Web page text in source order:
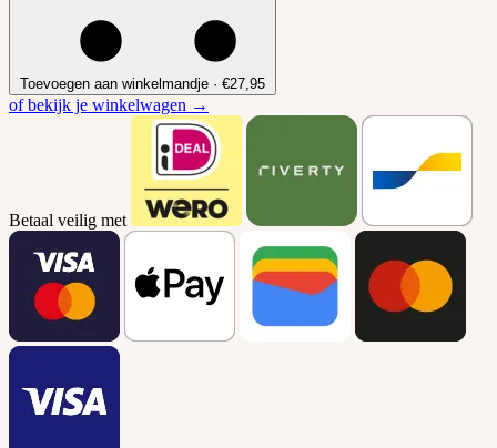
Toevoegen aan winkelmandje · €27,95
of bekijk je winkelwagen →
Betaal veilig met